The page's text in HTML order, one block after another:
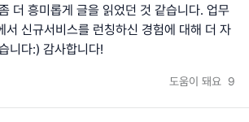
더 흥미롭게 글을 읽었던 것 같습니다. 업무
서 신규서비스를 런칭하신 경험에 대해 더 자
니다:) 감사합니다!
도움이 돼요 9